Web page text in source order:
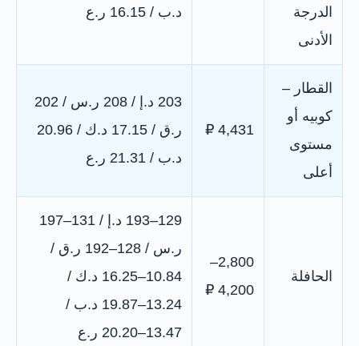
الدرجة
الأدنى
د.ب / 16.15 ر.ع
القطار –
كوبيه أو
مستوى
أعلى
4,431 ₽
203 د.إ / 208 ر.س / 202
ر.ق / 17.15 د.ك / 20.96
د.ب / 21.31 ر.ع
الحافلة
2,800–
4,200 ₽
129–193 د.إ / 131–197
ر.س / 128–192 ر.ق /
10.84–16.25 د.ك /
13.24–19.87 د.ب /
13.47–20.20 ر.ع